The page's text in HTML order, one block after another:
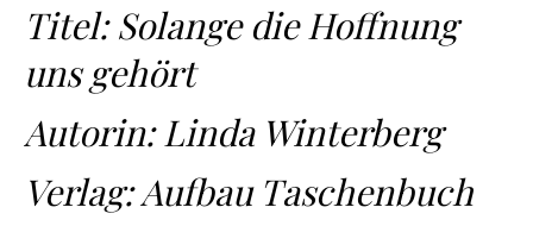
Titel: Solange die Hoffnung
uns gehört
Autorin: Linda Winterberg
Verlag: Aufbau Taschenbuch